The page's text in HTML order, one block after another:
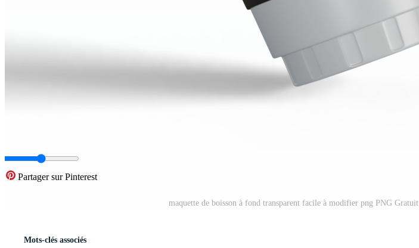
Partager sur Pinterest
maquette de boisson à fond transparent facile à modifier png PNG Gratuit
Mots-clés associés